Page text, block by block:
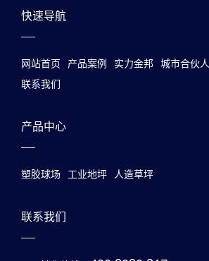
快速导航
网站首页 产品案例 实力金邦 城市合伙人
联系我们
产品中心
塑胶球场 工业地坪 人造草坪
联系我们